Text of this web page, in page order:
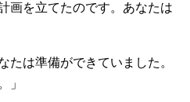
画を立てたのです。あなたは
たは準備ができていました。
」